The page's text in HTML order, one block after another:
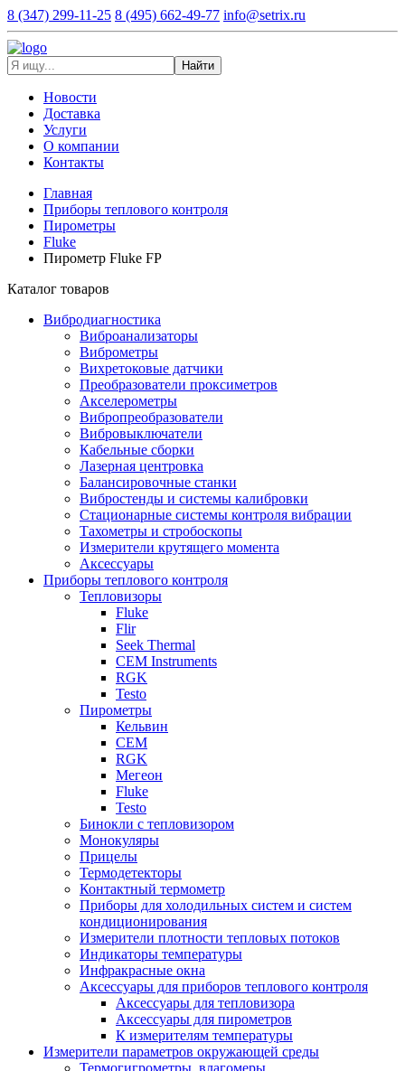
8 (347) 299-11-25 8 (495) 662-49-77 info@setrix.ru
Найти
Новости
Доставка
Услуги
О компании
Контакты
Главная
Приборы теплового контроля
Пирометры
Fluke
Пирометр Fluke FP
Каталог товаров
Вибродиагностика
Виброанализаторы
Виброметры
Вихретоковые датчики
Преобразователи проксиметров
Акселерометры
Вибропреобразователи
Вибровыключатели
Кабельные сборки
Лазерная центровка
Балансировочные станки
Вибростенды и системы калибровки
Стационарные системы контроля вибрации
Тахометры и стробоскопы
Измерители крутящего момента
Аксессуары
Приборы теплового контроля
Тепловизоры
Fluke
Flir
Seek Thermal
CEM Instruments
RGK
Testo
Пирометры
Кельвин
CEM
RGK
Мегеон
Fluke
Testo
Бинокли с тепловизором
Монокуляры
Прицелы
Термодетекторы
Контактный термометр
Приборы для холодильных систем и систем
кондиционирования
Измерители плотности тепловых потоков
Индикаторы температуры
Инфракрасные окна
Аксессуары для приборов теплового контроля
Аксессуары для тепловизора
Аксессуары для пирометров
К измерителям температуры
Измерители параметров окружающей среды
Термогигрометры, влагомеры